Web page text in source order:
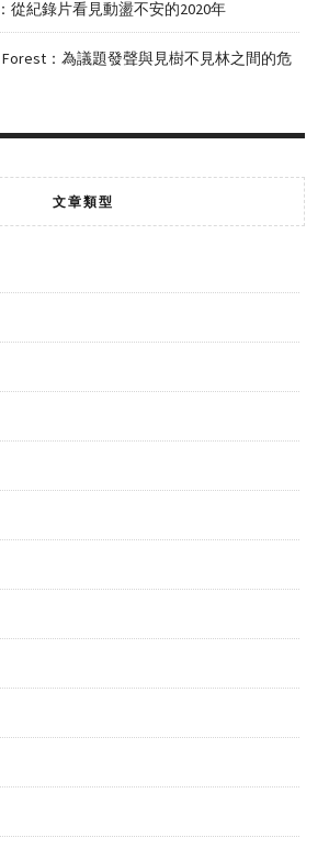
從紀錄片看見動盪不安的2020年
Forest：為議題發聲與見樹不見林之間的危
文章類型